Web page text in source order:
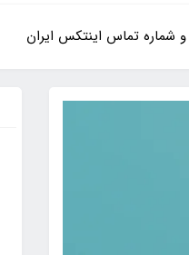
شماره تماس اینتکس ایران